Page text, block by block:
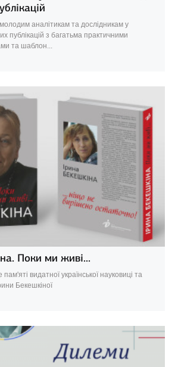
аналітикам та дослідникам у
публікацій з багатьма практичними
та шаблон...
Поки ми живі...
видатної української науковиці та
Бекешкіної